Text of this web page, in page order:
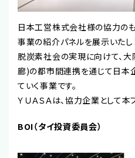
日本工営株式会社様の協力の
事業の紹介パネルを展示いたし
脱炭素社会の実現に向けて、
廊)の都市間連携を通じて日本
ていく事業です。
ＹＵＡＳＡは、協力企業として
BOI（タイ投資委員会）